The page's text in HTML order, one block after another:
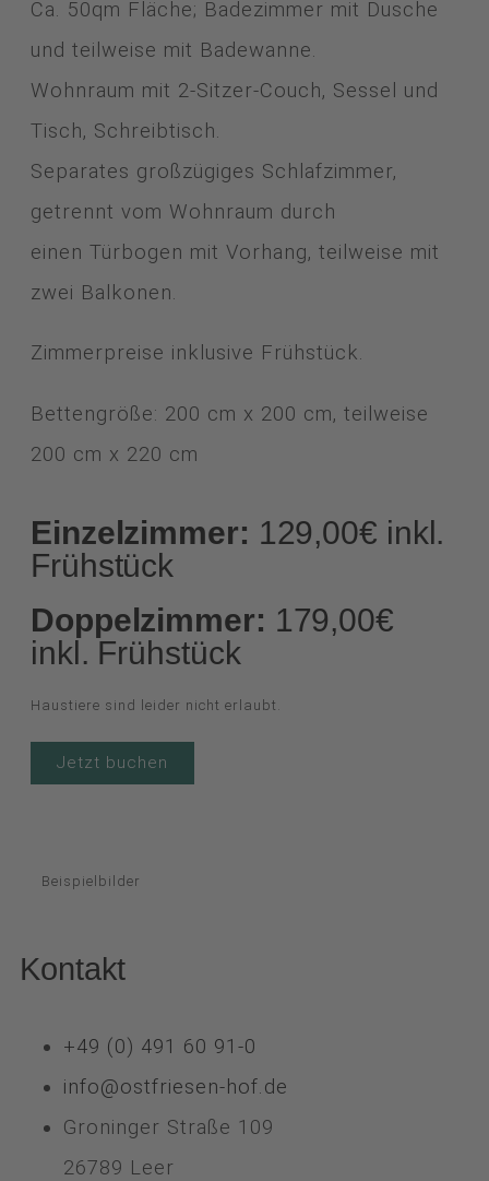
Beispielbilder
Ca. 50qm Fläche; Badezimmer mit Dusche
und teilweise mit Badewanne.
Wohnraum mit 2-Sitzer-Couch, Sessel und
Tisch, Schreibtisch.
Separates großzügiges Schlafzimmer,
getrennt vom Wohnraum durch
einen Türbogen mit Vorhang, teilweise mit
zwei Balkonen.
Zimmerpreise inklusive Frühstück.
Bettengröße: 200 cm x 200 cm, teilweise
200 cm x 220 cm
Einzelzimmer: 129,00€ inkl.
Frühstück
Doppelzimmer: 179,00€
inkl. Frühstück
Haustiere sind leider nicht erlaubt.
Jetzt buchen
Kontakt
+49 (0) 491 60 91-0
info@ostfriesen-hof.de
Groninger Straße 109
26789 Leer